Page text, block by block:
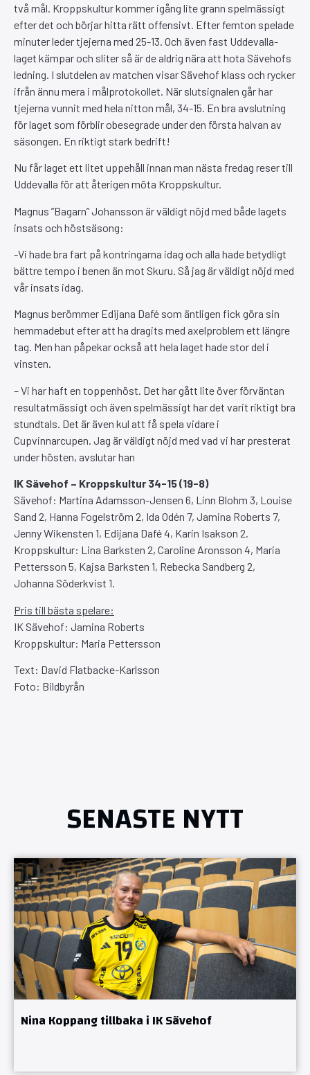
två mål. Kroppskultur kommer igång lite grann spelmässigt
efter det och börjar hitta rätt offensivt. Efter femton spelade
minuter leder tjejerna med 25-13. Och även fast Uddevalla-
laget kämpar och sliter så är de aldrig nära att hota Sävehofs
ledning. I slutdelen av matchen visar Sävehof klass och rycker
ifrån ännu mera i målprotokollet. När slutsignalen går har
tjejerna vunnit med hela nitton mål, 34-15. En bra avslutning
för laget som förblir obesegrade under den första halvan av
säsongen. En riktigt stark bedrift!
Nu får laget ett litet uppehåll innan man nästa fredag reser till
Uddevalla för att återigen möta Kroppskultur.
Magnus ”Bagarn” Johansson är väldigt nöjd med både lagets
insats och höstsäsong:
-Vi hade bra fart på kontringarna idag och alla hade betydligt
bättre tempo i benen än mot Skuru. Så jag är väldigt nöjd med
vår insats idag.
Magnus berömmer Edijana Dafé som äntligen fick göra sin
hemmadebut efter att ha dragits med axelproblem ett längre
tag. Men han påpekar också att hela laget hade stor del i
vinsten.
– Vi har haft en toppenhöst. Det har gått lite över förväntan
resultatmässigt och även spelmässigt har det varit riktigt bra
stundtals. Det är även kul att få spela vidare i
Cupvinnarcupen. Jag är väldigt nöjd med vad vi har presterat
under hösten, avslutar han
IK Sävehof – Kroppskultur 34-15 (19-8)
Sävehof: Martina Adamsson-Jensen 6, Linn Blohm 3, Louise
Sand 2, Hanna Fogelström 2, Ida Odén 7, Jamina Roberts 7,
Jenny Wikensten 1, Edijana Dafé 4, Karin Isakson 2.
Kroppskultur: Lina Barksten 2, Caroline Aronsson 4, Maria
Pettersson 5, Kajsa Barksten 1, Rebecka Sandberg 2,
Johanna Söderkvist 1.
Pris till bästa spelare:
IK Sävehof: Jamina Roberts
Kroppskultur: Maria Pettersson
Text: David Flatbacke-Karlsson
Foto: Bildbyrån
SENASTE NYTT
Nina Koppang tillbaka i IK Sävehof